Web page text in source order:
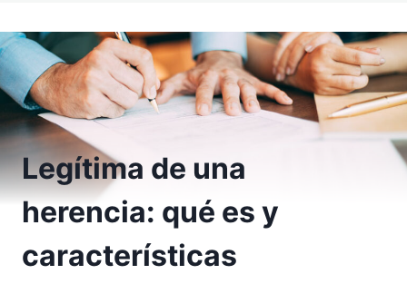
Legítima de una
herencia: qué es y
características